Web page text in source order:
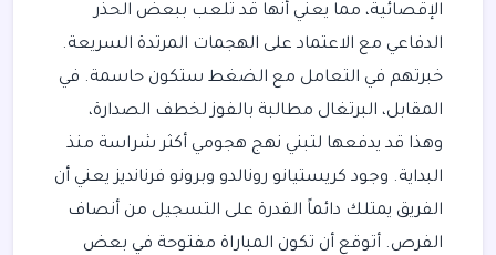
الإقصائية، مما يعني أنها قد تلعب ببعض الحذر
الدفاعي مع الاعتماد على الهجمات المرتدة السريعة.
خبرتهم في التعامل مع الضغط ستكون حاسمة. في
المقابل، البرتغال مطالبة بالفوز لخطف الصدارة،
وهذا قد يدفعها لتبني نهج هجومي أكثر شراسة منذ
البداية. وجود كريستيانو رونالدو وبرونو فرنانديز يعني أن
الفريق يمتلك دائماً القدرة على التسجيل من أنصاف
الفرص. أتوقع أن تكون المباراة مفتوحة في بعض